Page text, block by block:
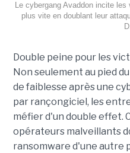
Le cybergang Avaddon incite
plus vite en doublant leur
Double peine pour les
Non seulement au pied
de faiblesse après une
par rançongiciel, les
méfier d'un double effet.
opérateurs malveillants
ransomware d'une autre